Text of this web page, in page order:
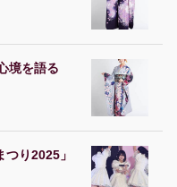
境を語る
り2025」